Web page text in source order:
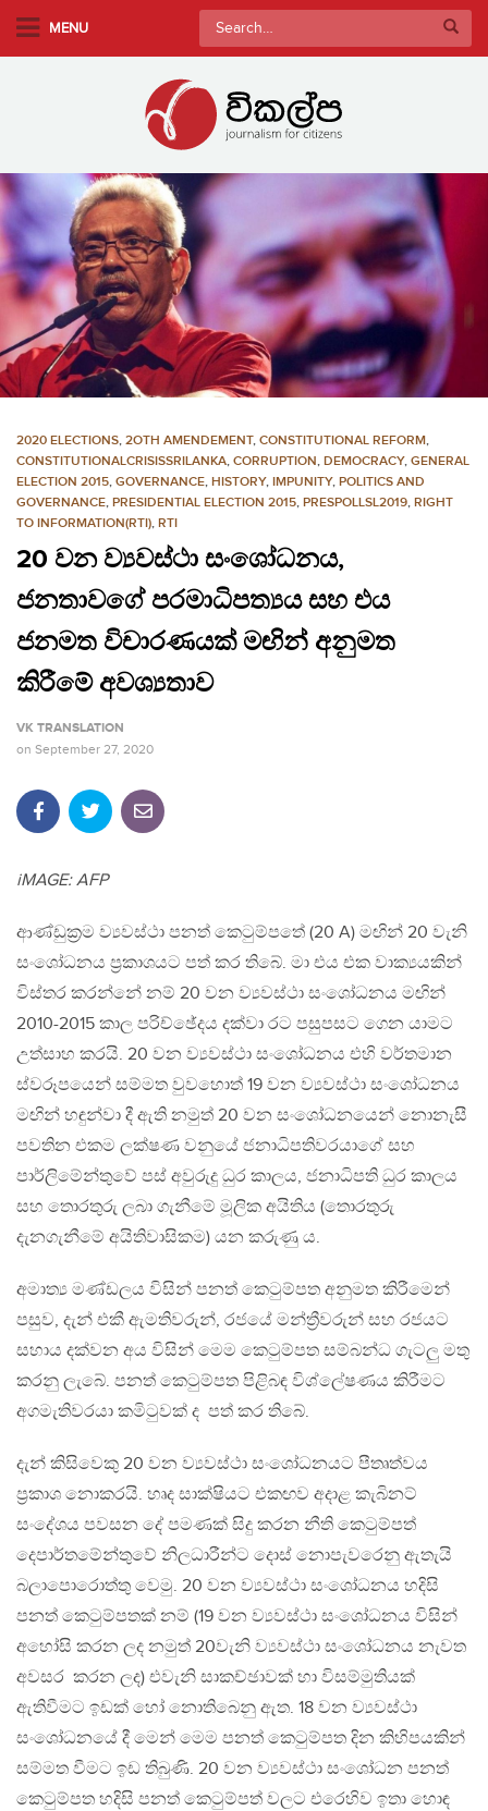
m
a
i
n
t
e
MENU
Search
for:
2020 ELECTIONS, 2OTH AMENDEMENT, CONSTITUTIONAL REFORM,
CONSTITUTIONALCRISISSRILANKA, CORRUPTION, DEMOCRACY, GENERAL
ELECTION 2015, GOVERNANCE, HISTORY, IMPUNITY, POLITICS AND
GOVERNANCE, PRESIDENTIAL ELECTION 2015, PRESPOLLSL2019, RIGHT
TO INFORMATION(RTI), RTI
20 වන ව්‍යවස්ථා සංශෝධනය,
ජනතාවගේ පරමාධිපත්‍යය සහ එය
ජනමත විචාරණයක් මඟින් අනුමත
කිරීමේ අවශ්‍යතාව
VK TRANSLATION
on September 27, 2020
iMAGE: AFP
ආණ්ඩුක‍්‍රම ව්‍යවස්ථා පනත් කෙටුම්පතේ (20 A) මඟින් 20 වැනි
සංශෝධනය ප‍්‍රකාශයට පත් කර තිබේ. මා එය එක වාක්‍යයකින්
විස්තර කරන්නේ නම් 20 වන ව්‍යවස්ථා සංශෝධනය මඟින්
2010-2015 කාල පරිච්ඡේදය දක්වා රට පසුපසට ගෙන යාමට
උත්සාහ කරයි. 20 වන ව්‍යවස්ථා සංශෝධනය එහි වර්තමාන
ස්වරූපයෙන් සම්මත වුවහොත් 19 වන ව්‍යවස්ථා සංශෝධනය
මඟින් හඳුන්වා දී ඇති නමුත් 20 වන සංශෝධනයෙන් නොනැසී
පවතින එකම ලක්ෂණ වනුයේ ජනාධිපතිවරයාගේ සහ
පාර්ලිමේන්තුවේ පස් අවුරුදු ධුර කාලය, ජනාධිපති ධුර කාලය
සහ තොරතුරු ලබා ගැනීමේ මූලික අයිතිය (තොරතුරු
දැනගැනීමේ අයිතිවාසිකම) යන කරුණු ය.
අමාත්‍ය මණ්ඩලය විසින් පනත් කෙටුම්පත අනුමත කිරීමෙන්
පසුව, දැන් එකී ඇමතිවරුන්, රජයේ මන්ත්‍රීවරුන් සහ රජයට
සහාය දක්වන අය විසින් මෙම කෙටුම්පත සම්බන්ධ ගැටලු මතු
කරනු ලැබේ. පනත් කෙටුම්පත පිළිබඳ විශ්ලේෂණය කිරීමට
අගමැතිවරයා කමිටුවක් ද පත් කර තිබේ.
දැන් කිසිවෙකු 20 වන ව්‍යවස්ථා සංශෝධනයට පීතෘත්වය
ප්‍රකාශ නොකරයි. හෘද සාක්ෂියට එකඟව අදාළ කැබිනට්
සංදේශය පවසන දේ පමණක් සිදු කරන නීති කෙටුම්පත්
දෙපාර්තමේන්තුවේ නිලධාරීන්ට දොස් නොපැවරෙනු ඇතැයි
බලාපොරොත්තු වෙමු. 20 වන ව්‍යවස්ථා සංශෝධනය හදිසි
පනත් කෙටුම්පතක් නම් (19 වන ව්‍යවස්ථා සංශෝධනය විසින්
අහෝසි කරන ලද නමුත් 20වැනි ව්‍යවස්ථා සංශෝධනය නැවත
අවසර කරන ලද) එවැනි සාකච්ඡාවක් හා විසම්මුතියක්
ඇතිවීමට ඉඩක් හෝ නොතිබෙනු ඇත. 18 වන ව්‍යවස්ථා
සංශෝධනයේ දී මෙන් මෙම පනත් කෙටුම්පත දින කිහිපයකින්
සම්මත වීමට ඉඩ තිබුණි. 20 වන ව්‍යවස්ථා සංශෝධන පනත්
කෙටුම්පත හදිසි පනත් කෙටුම්පත් වලට එරෙහිව ඉතා හොඳ